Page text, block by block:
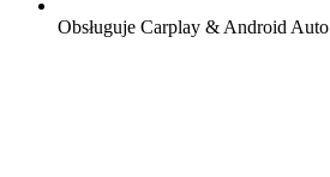
Obsługuje Carplay & Android Auto